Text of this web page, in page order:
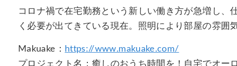
コロナ禍で在宅勤務という新しい働き⽅が急増し、
く必要が出てきている現在。照明により部屋の雰囲
Makuake：
https://www.makuake.com/
プロジェクト名：癒しのおうち時間を！自宅でオー